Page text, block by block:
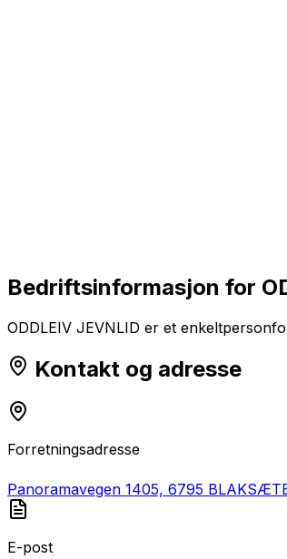
Bedriftsinformasjon for
ODDLEIV JEVNLID er et
Kontakt og adresse
Forretningsadresse
Panoramavegen 1405, 6795
E-post